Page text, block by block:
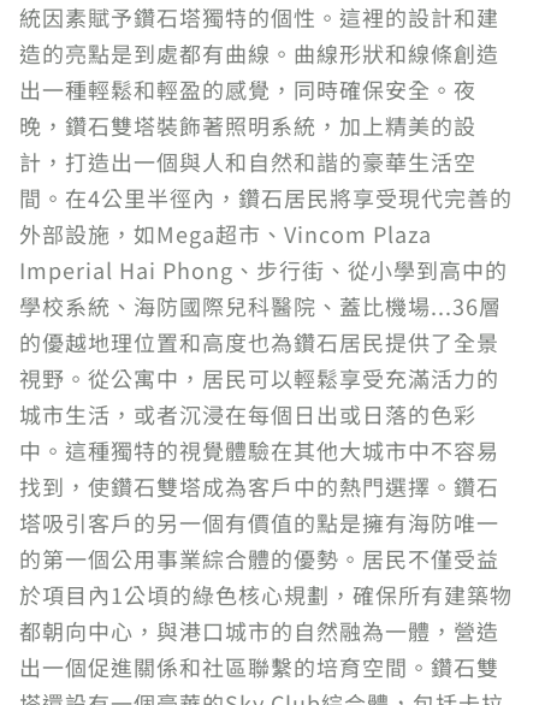
統因素賦予鑽石塔獨特的個性。這裡的設計和建
造的亮點是到處都有曲線。曲線形狀和線條創造
出一種輕鬆和輕盈的感覺，同時確保安全。夜
晚，鑽石雙塔裝飾著照明系統，加上精美的設
計，打造出一個與人和自然和諧的豪華生活空
間。在4公里半徑內，鑽石居民將享受現代完善的
外部設施，如Mega超市、Vincom Plaza
Imperial Hai Phong、步行街、從小學到高中的
學校系統、海防國際兒科醫院、蓋比機場...36層
的優越地理位置和高度也為鑽石居民提供了全景
視野。從公寓中，居民可以輕鬆享受充滿活力的
城市生活，或者沉浸在每個日出或日落的色彩
中。這種獨特的視覺體驗在其他大城市中不容易
找到，使鑽石雙塔成為客戶中的熱門選擇。鑽石
塔吸引客戶的另一個有價值的點是擁有海防唯一
的第一個公用事業綜合體的優勢。居民不僅受益
於項目內1公頃的綠色核心規劃，確保所有建築物
都朝向中心，與港口城市的自然融為一體，營造
出一個促進關係和社區聯繫的培育空間。鑽石雙